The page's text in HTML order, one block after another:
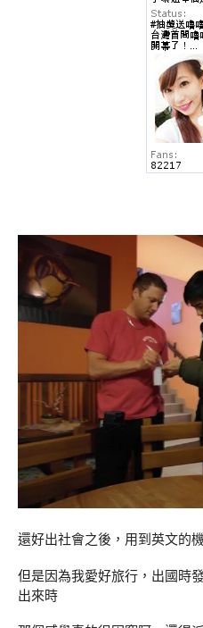
還好出社會之後，用到英文的
但是因為我愛好旅行，出國時
出來時